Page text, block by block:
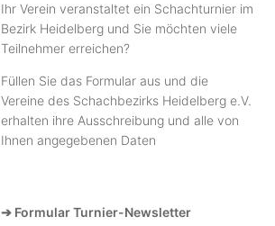
Ihr Verein veranstaltet ein Schachturnier im
Bezirk Heidelberg und Sie möchten viele
Teilnehmer erreichen?
Füllen Sie das Formular aus und die
Vereine des Schachbezirks Heidelberg e.V.
erhalten ihre Ausschreibung und alle von
Ihnen angegebenen Daten
➔ Formular Turnier-Newsletter